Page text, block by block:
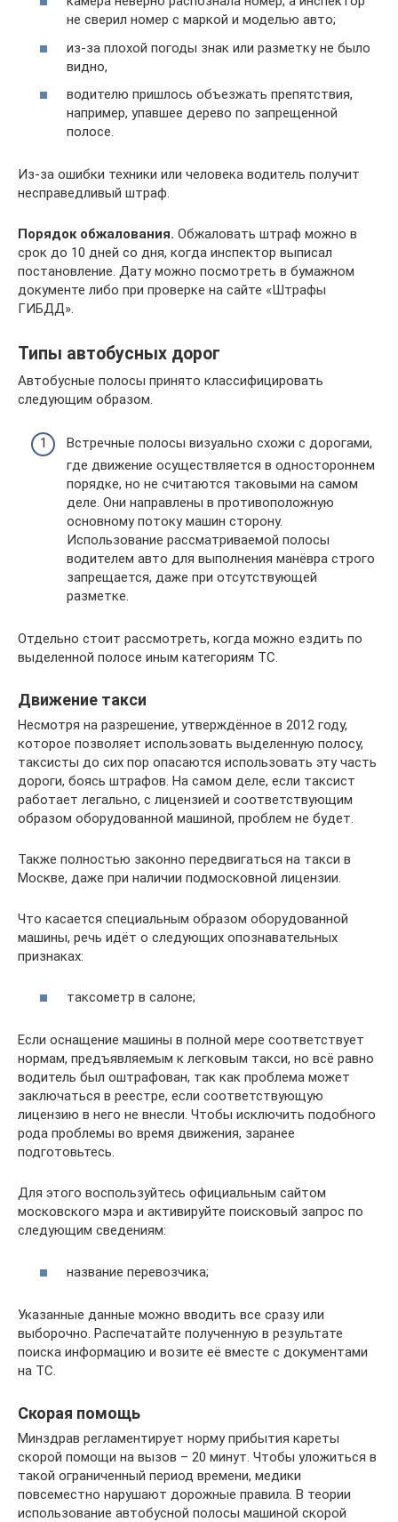
не сверил номер с маркой и моделью авто;
из-за плохой погоды знак или разметку не было
видно,
водителю пришлось объезжать препятствия,
например, упавшее дерево по запрещенной
полосе.
Из-за ошибки техники или человека водитель получит
несправедливый штраф.
Порядок обжалования. Обжаловать штраф можно в
срок до 10 дней со дня, когда инспектор выписал
постановление. Дату можно посмотреть в бумажном
документе либо при проверке на сайте «Штрафы
ГИБДД».
Типы автобусных дорог
Автобусные полосы принято классифицировать
следующим образом.
Встречные полосы визуально схожи с дорогами,
где движение осуществляется в одностороннем
порядке, но не считаются таковыми на самом
деле. Они направлены в противоположную
основному потоку машин сторону.
Использование рассматриваемой полосы
водителем авто для выполнения манёвра строго
запрещается, даже при отсутствующей
разметке.
Отдельно стоит рассмотреть, когда можно ездить по
выделенной полосе иным категориям ТС.
Движение такси
Несмотря на разрешение, утверждённое в 2012 году,
которое позволяет использовать выделенную полосу,
таксисты до сих пор опасаются использовать эту часть
дороги, боясь штрафов. На самом деле, если таксист
работает легально, с лицензией и соответствующим
образом оборудованной машиной, проблем не будет.
Также полностью законно передвигаться на такси в
Москве, даже при наличии подмосковной лицензии.
Что касается специальным образом оборудованной
машины, речь идёт о следующих опознавательных
признаках:
таксометр в салоне;
Если оснащение машины в полной мере соответствует
нормам, предъявляемым к легковым такси, но всё равно
водитель был оштрафован, так как проблема может
заключаться в реестре, если соответствующую
лицензию в него не внесли. Чтобы исключить подобного
рода проблемы во время движения, заранее
подготовьтесь.
Для этого воспользуйтесь официальным сайтом
московского мэра и активируйте поисковый запрос по
следующим сведениям:
название перевозчика;
Указанные данные можно вводить все сразу или
выборочно. Распечатайте полученную в результате
поиска информацию и возите её вместе с документами
на ТС.
Скорая помощь
Минздрав регламентирует норму прибытия кареты
скорой помощи на вызов – 20 минут. Чтобы уложиться в
такой ограниченный период времени, медики
повсеместно нарушают дорожные правила. В теории
использование автобусной полосы машиной скорой